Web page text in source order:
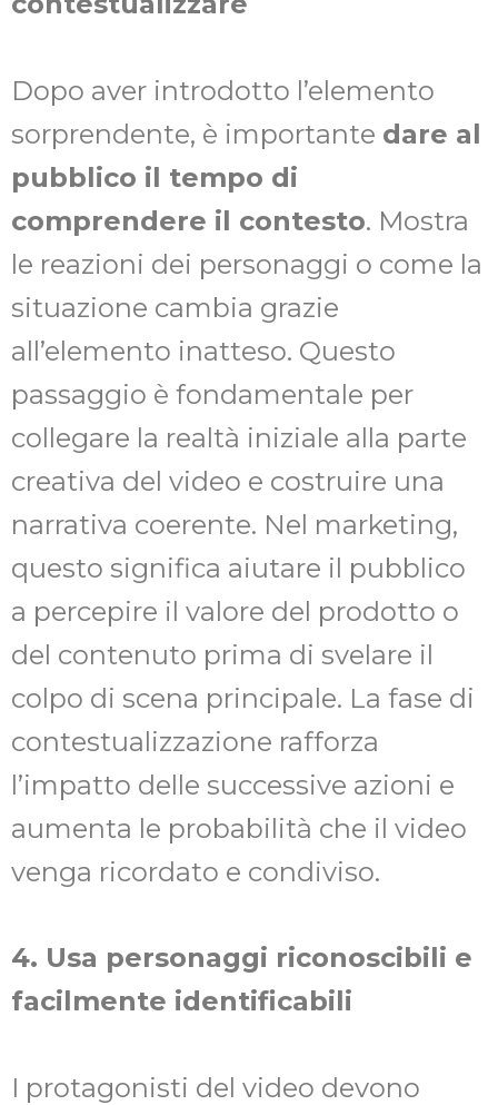
Dopo aver introdotto l’elemento
sorprendente, è importante dare al
pubblico il tempo di
comprendere il contesto. Mostra
le reazioni dei personaggi o come la
situazione cambia grazie
all’elemento inatteso. Questo
passaggio è fondamentale per
collegare la realtà iniziale alla parte
creativa del video e costruire una
narrativa coerente. Nel marketing,
questo significa aiutare il pubblico
a percepire il valore del prodotto o
del contenuto prima di svelare il
colpo di scena principale. La fase di
contestualizzazione rafforza
l’impatto delle successive azioni e
aumenta le probabilità che il video
venga ricordato e condiviso.
4. Usa personaggi riconoscibili e
facilmente identificabili
I protagonisti del video devono